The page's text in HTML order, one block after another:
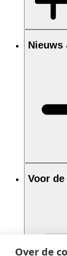
Over de
Nieuws
Voor